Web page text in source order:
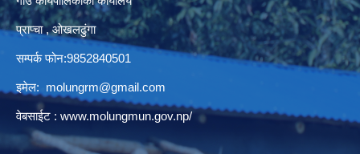
प्राप्चा , ओखलढुंगा
सम्पर्क फोन:9852840501
इमेल: molungrm@gmail.com
वेबसाईट : www.molungmun.gov.np/